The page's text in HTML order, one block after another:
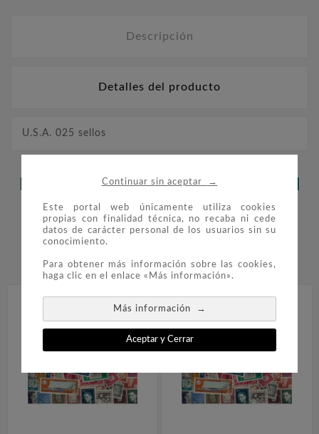
Continuar sin aceptar →
Este portal web únicamente utiliza cookies
propias con finalidad técnica, no recaba ni cede
datos de carácter personal de los usuarios sin su
conocimiento.
Para obtener más información sobre las cookies,
haga clic en el enlace «Más información».
Más información →
Aceptar y Cerrar
Descripción
Detalles del producto
U.S.A. 025 sellos
LOS CLIENTES QUE ADQUIRIERON
ESTE PRODUCTO TAMBIÉN
COMPRARON:
 